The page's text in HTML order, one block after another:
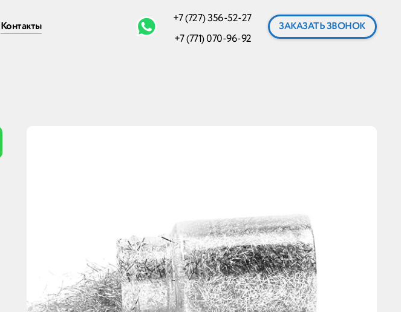
Контакты
+7 (727) 356-52-27
+7 (771) 070-96-92
ЗАКАЗАТЬ ЗВОНОК